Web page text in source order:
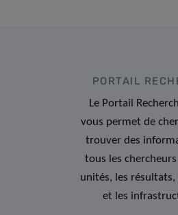
PORTAIL
Le Portail
vous permet de
trouver des
tous les
unités, les résultats,
et les